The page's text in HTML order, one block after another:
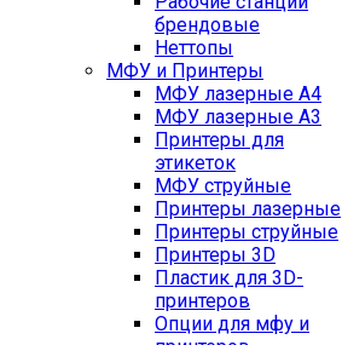
брендовые
Неттопы
МФУ и Принтеры
МФУ лазерные А4
МФУ лазерные А3
Принтеры для
этикеток
МФУ струйные
Принтеры лазерные
Принтеры струйные
Принтеры 3D
Пластик для 3D-
принтеров
Опции для мфу и